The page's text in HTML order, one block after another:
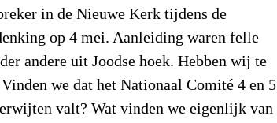
in de Nieuwe Kerk tijdens de
op 4 mei. Aanleiding waren felle
andere uit Joodse hoek. Hebben wij te
we dat het Nationaal Comité 4 en 5
valt? Wat vinden we eigenlijk van